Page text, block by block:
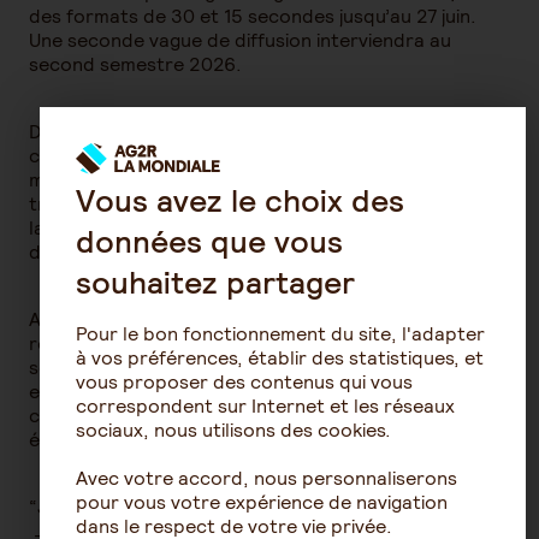
des formats de 30 et 15 secondes jusqu’au 27 juin.
Une seconde vague de diffusion interviendra au
second semestre 2026.
Dès le 23 juin, trois nouveaux spots viendront
compléter le dispositif en télévision, radio, digital en
mettant l’accent sur la prévoyance pour les
travailleurs indépendants, le plan épargne retraite, et
la complémentaire santé en entreprises, jusqu’à la fin
de l’année.
Avec cette nouvelle campagne, AG2R LA MONDIALE
réaffirme sa mission de spécialiste de la protection
sociale et patrimoniale en France, au modèle paritaire
et mutualiste unique, qui accompagne 15 millions de
clients au quotidien, à chaque étape de leur vie, en
épargne, retraite, santé et prévoyance.
“J’AI SIGNÉ POUR ÇA”, c’est signer avec un groupe...
Vous avez le choix des
données que vous
souhaitez partager
Pour le bon fonctionnement du site, l'adapter
à vos préférences, établir des statistiques, et
vous proposer des contenus qui vous
correspondent sur Internet et les réseaux
sociaux, nous utilisons des cookies.
Avec votre accord, nous personnaliserons
pour vous votre expérience de navigation
dans le respect de votre vie privée.